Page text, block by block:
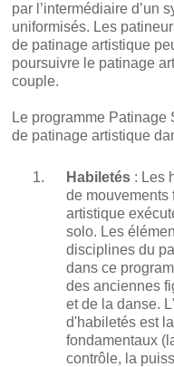
par l’intermédiaire d’un
uniformisés. Les
de patinage artistique
poursuivre le patinage
couple.
Le programme Patinage
de patinage artistique
Habiletés : Les
de mouvements
artistique
solo. Les
disciplines du
dans ce
des anciennes
et de la danse.
d'habiletés est
fondamentaux
contrôle, la